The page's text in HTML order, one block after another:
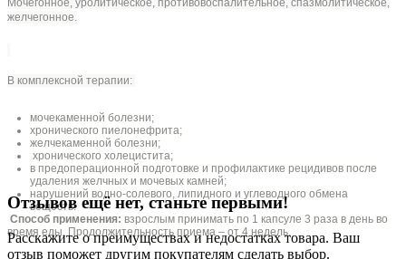
желчегонное.
В комплексной терапии:
мочекаменной болезни;
хронического пиелонефрита;
желчекаменной болезни;
хронического холецистита;
в предоперационной подготовке и профилактике рецидивов после
удаления желчных и мочевых камней;
нарушений водно-солевого, липидного и углеводного обмена
веществ.
Способ применения: взрослым принимать по 1 капсуле 3 раза в день во
время еды. Продолжительность приема – от 4 недель.
Отзывов ещё нет, станьте первыми!
Расскажите о преимуществах и недостатках товара. Ваш
отзыв поможет другим покупателям сделать выбор.